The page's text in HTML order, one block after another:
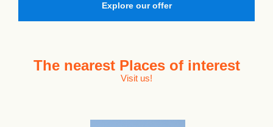
Explore our offer
The nearest Places of interest
Visit us!